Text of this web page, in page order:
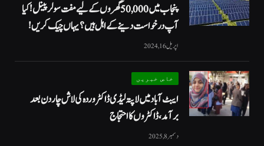
پنجاب میں 50,000 گھروں کے لیے مفت سولر پینل! کیا
آپ درخواست دینے کے اہل ہیں؟ یہاں چیک کریں!
اپریل 16, 2024
خاص خبریں
ایبٹ آباد میں لاپتہ لیڈی ڈاکٹر وردہ کی لاش چار دن بعد
برآمد، ڈاکٹروں کا احتجاج
دسمبر 8, 2025